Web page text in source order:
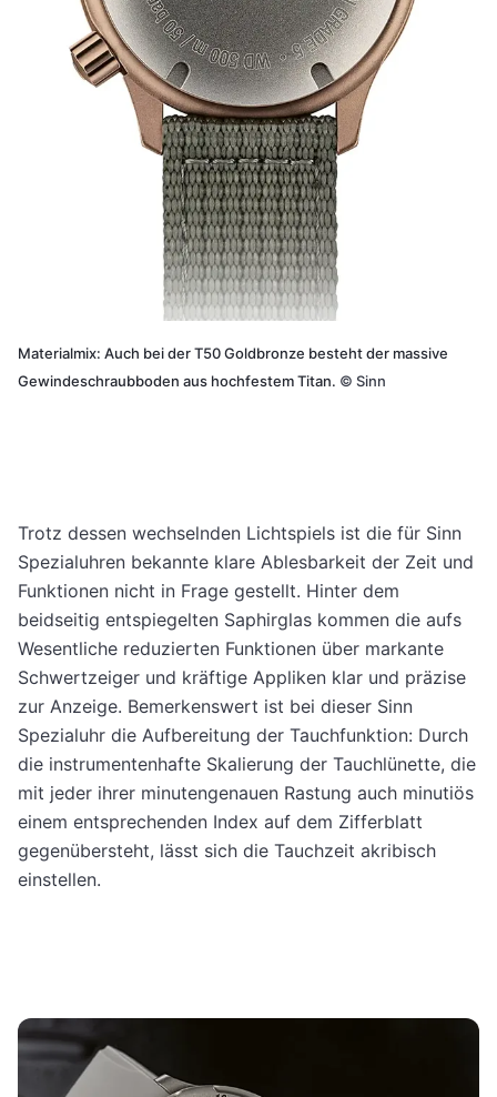
Materialmix: Auch bei der T50 Goldbronze besteht der massive
Gewindeschraubboden aus hochfestem Titan. © Sinn
Trotz dessen wechselnden Lichtspiels ist die für Sinn
Spezialuhren bekannte klare Ablesbarkeit der Zeit und
Funktionen nicht in Frage gestellt. Hinter dem
beidseitig entspiegelten Saphirglas kommen die aufs
Wesentliche reduzierten Funktionen über markante
Schwertzeiger und kräftige Appliken klar und präzise
zur Anzeige. Bemerkenswert ist bei dieser Sinn
Spezialuhr die Aufbereitung der Tauchfunktion: Durch
die instrumentenhafte Skalierung der Tauchlünette, die
mit jeder ihrer minutengenauen Rastung auch minutiös
einem entsprechenden Index auf dem Zifferblatt
gegenübersteht, lässt sich die Tauchzeit akribisch
einstellen.